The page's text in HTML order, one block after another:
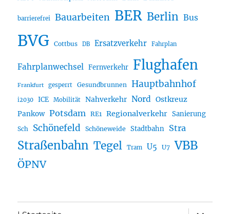
barrierefrei Bauarbeiten BER Berlin Bus
BVG Cottbus DB Ersatzverkehr Fahrplan
Fahrplanwechsel Fernverkehr Flughafen
Frankfurt gesperrt Gesundbrunnen Hauptbahnhof
i2030 ICE Mobilität Nahverkehr Nord Ostkreuz
Pankow Potsdam RE1 Regionalverkehr Sanierung
Sch Schönefeld Schöneweide Stadtbahn Stra
Straßenbahn Tegel Tram U5 U7 VBB
ÖPNV